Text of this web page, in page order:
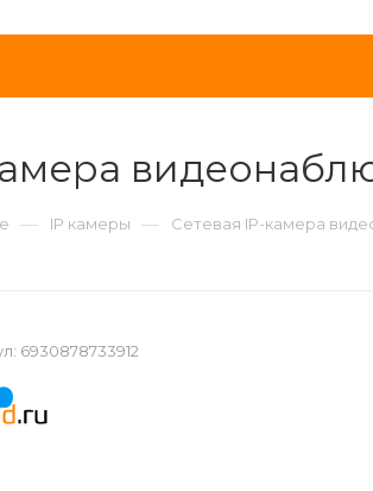
— IP камеры — Сетевая IP-камера
6930878733912